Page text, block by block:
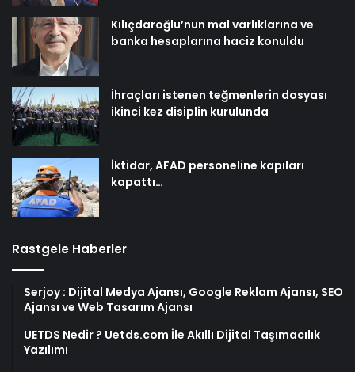
Kılıçdaroğlu’nun mal varlıklarına ve
banka hesaplarına haciz konuldu
İhraçları istenen teğmenlerin dosyası
ikinci kez disiplin kurulunda
İktidar, AFAD personeline kapıları
kapattı…
Rastgele Haberler
Serjoy : Dijital Medya Ajansı, Google Reklam Ajansı, SEO
Ajansı ve Web Tasarım Ajansı
UETDS Nedir ? Uetds.com İle Akıllı Dijital Taşımacılık
Yazılımı